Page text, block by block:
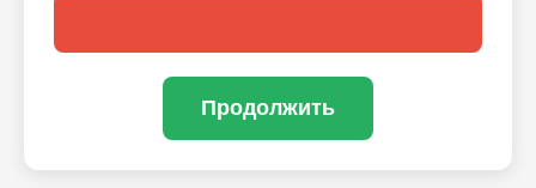
Продолжить